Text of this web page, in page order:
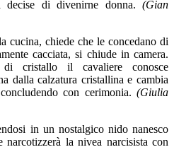
decise di divenirne donna. (Gian
cucina, chiede che le concedano di
cacciata, si chiude in camera.
cristallo il cavaliere conosce
dalla calzatura cristallina e cambia
con cerimonia. (Giulia
in un nostalgico nido nanesco
narcotizzerà la nivea narcisista con